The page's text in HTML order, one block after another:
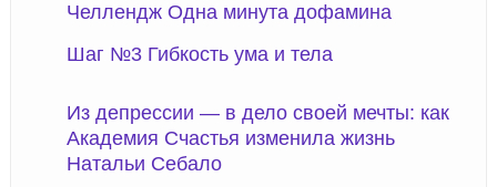
Челлендж Одна минута дофамина
Шаг №3 Гибкость ума и тела
Из депрессии — в дело своей мечты: как
Академия Счастья изменила жизнь
Натальи Себало